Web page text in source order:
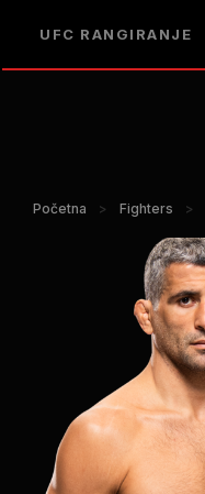
UFC RANGIRANJE
Početna > Fighters >